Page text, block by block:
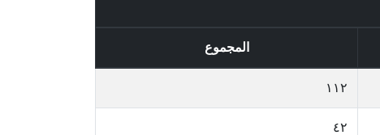
المجموع
١١٢
٤٢